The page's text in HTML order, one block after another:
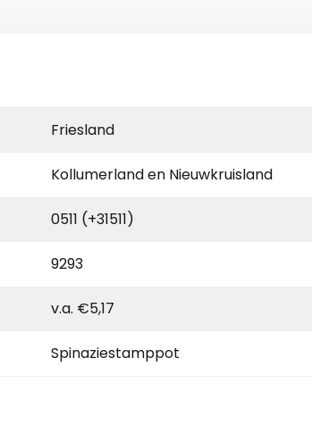
Friesland
Kollumerland en Nieuwkruisland
0511 (+31511)
9293
v.a. €5,17
Spinaziestamppot